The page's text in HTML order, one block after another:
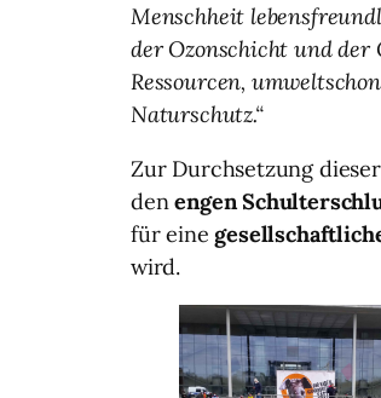
Menschheit
der Ozonschicht und der
Ressourcen,
Naturschutz.“
Zur Durchsetzung
denengen
für eine
wird.